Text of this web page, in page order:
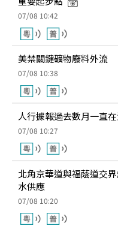
07/08 10:42
美禁關鍵礦物廢料外流
07/08 10:38
人行據報過去數月一直
07/08 10:27
北角京華道與福蔭道交
水供應
07/08 10:20